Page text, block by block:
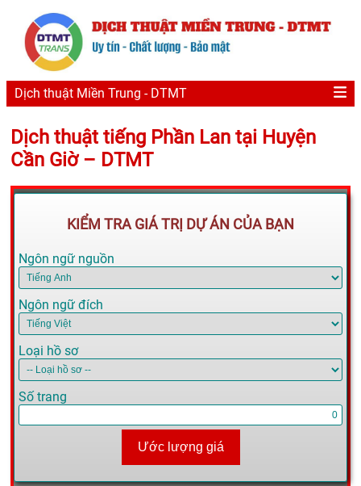
Dịch thuật Miền Trung - DTMT
Dịch thuật tiếng Phần Lan tại Huyện
Cần Giờ – DTMT
KIỂM TRA GIÁ TRỊ DỰ ÁN CỦA BẠN
Ngôn ngữ nguồn
Ngôn ngữ đích
Loại hồ sơ
Số trang
Ước lượng giá